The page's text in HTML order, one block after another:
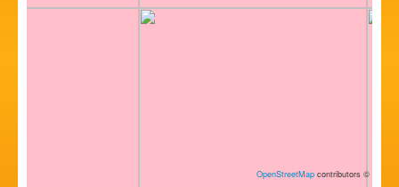
©
OpenStreetMap contributors